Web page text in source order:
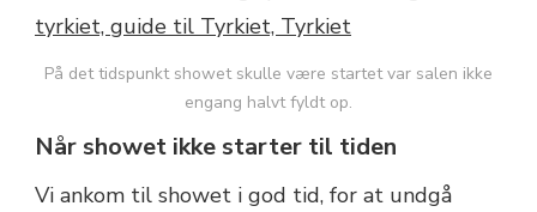
På det tidspunkt showet skulle være startet var salen ikke
engang halvt fyldt op.
Når showet ikke starter til tiden
Vi ankom til showet i god tid, for at undgå